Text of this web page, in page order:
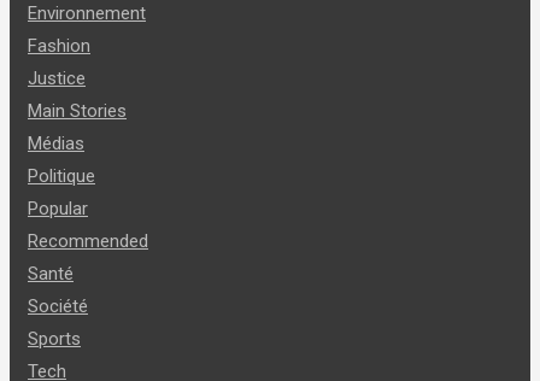
Environnement
Fashion
Justice
Main Stories
Médias
Politique
Popular
Recommended
Santé
Société
Sports
Tech